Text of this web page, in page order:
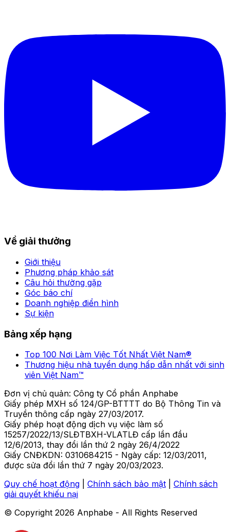
Về giải thưởng
Giới thiệu
Phương pháp khảo sát
Câu hỏi thường gặp
Góc báo chí
Doanh nghiệp điển hình
Sự kiện
Bảng xếp hạng
Top 100 Nơi Làm Việc Tốt Nhất Việt Nam®
Thương hiệu nhà tuyển dụng hấp dẫn nhất với sinh
viên Việt Nam™
Đơn vị chủ quản: Công ty Cổ phần Anphabe
Giấy phép MXH số 124/GP-BTTTT do Bộ Thông Tin và
Truyền thông cấp ngày 27/03/2017.
Giấy phép hoạt động dịch vụ việc làm số
15257/2022/13/SLĐTBXH-VLATLĐ cấp lần đầu
12/6/2013, thay đổi lần thứ 2 ngày 26/4/2022
Giấy CNĐKDN: 0310684215 - Ngày cấp: 12/03/2011,
được sửa đổi lần thứ 7 ngày 20/03/2023.
Quy chế hoạt động
Chính sách bảo mật
Chính sách
giải quyết khiếu nại
© Copyright 2026 Anphabe - All Rights Reserved